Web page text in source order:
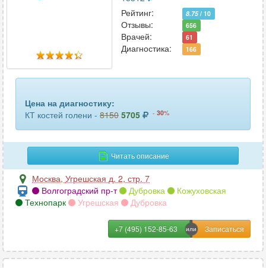
надпочечников
нижних конечностей (ног) 24
органов грудной клетки
органов малого таза 64
печени
пищевода
плечевого сустава
24
поджелудочной железы 33
Рейтинг:
8.75/ 10
Отзывы: 656
Врачей: 61
Диагностика: 166
Цена на диагностику:
КТ костей голени - 8150 5705 - 30%
Читать описание
Москва, Угрешская д. 2, стр. 7
Волгоградский пр-т
Дубровка
Кожуховская
Технопарк
Угрешская Дубровка
+7 (495) 152-85-63